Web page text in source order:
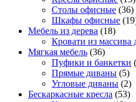
Столы офисные (36)
Шкафы офисные
Мебель из дерева (18)
Кровати из массива
Мягкая мебель (36)
Пуфики и банкетки
Прямые диваны (5)
Угловые диваны (2)
Бескаркасные кресла (53)